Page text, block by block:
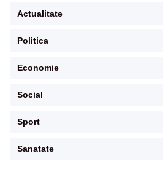
Actualitate
Politica
Economie
Social
Sport
Sanatate